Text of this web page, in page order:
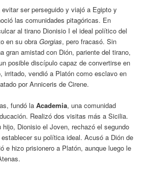
evitar ser perseguido y viajó a Egipto y
las comunidades pitagóricas. En
al tirano Dionisio I el ideal político del
en su obraGorgias, pero fracasó. Sin
gran amistad con Dión, pariente del tirano,
posible discípulo capaz de convertirse en
irritado, vendió a Platón como esclavo en
por Anniceris de Cirene.
fundó laAcademia, una comunidad
Realizó dos visitas más a Sicilia.
Dionisio el Joven, rechazó el segundo
su política ideal. Acusó a Dión de
e hizo prisionero a Platón, aunque luego le